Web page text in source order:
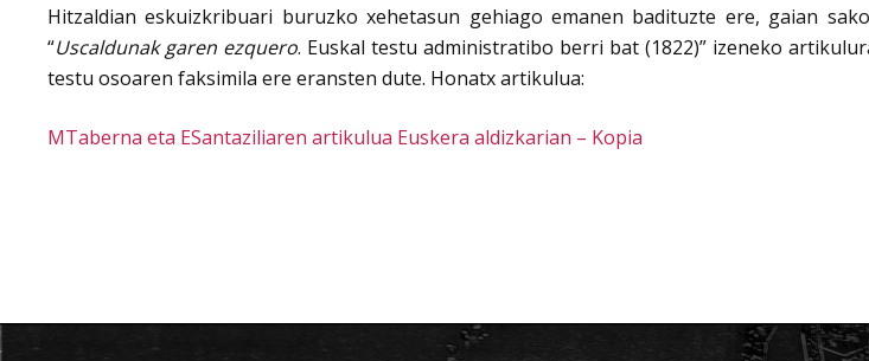
Hitzaldian eskuizkribuari buruzko xehetasun gehiago emanen badituzte ere, gaian
“Uscaldunak garen ezquero. Euskal testu administratibo berri bat (1822)” izeneko
testu osoaren faksimila ere eransten dute. Honatx artikulua:
MTaberna eta ESantaziliaren artikulua Euskera aldizkarian – Kopia